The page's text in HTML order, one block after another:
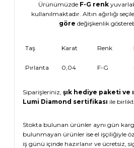
Ürünümüzde F-G renk
kullanılmaktadır. Altın ağırlığı
göre değişkenlik
Taş Karat Renk
Pırlanta 0,04 F-G
Siparişleriniz, şık hediye paketi ve
Lumi Diamond sertifikası ile
Stokta bulunan ürünler aynı gün
bulunmayan ürünler ise el işçiliğiyle
iş günü içinde hazırlanır ve ücretsiz,